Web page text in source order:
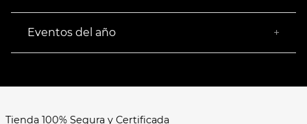
Facturación
Devoluciones
Eventos del año +
Buen Fin
Tienda 100% Segura y Certificada